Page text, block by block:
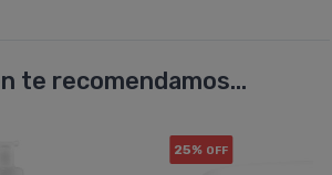
te recomendamos...
25% OFF